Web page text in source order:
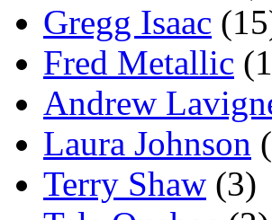
Gregg Isaac
Fred Metallic
Andrew
Laura Johnson
Terry Shaw (3)